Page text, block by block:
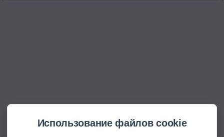
Использование файлов cookie